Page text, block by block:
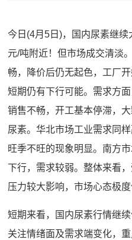
今日(4月5日)，国内尿素继
元/吨附近！但市场成交清淡
畅，降价后仍无起色，工厂
短期仍有下行可能。需求方
销售不畅，开工基本停滞，
尿素。华北市场工业需求同
旺季不旺的现象明显。南方
下行，需求较弱。整体来看
压力较大影响，市场心态极度
短期来看，国内尿素行情继
关注情绪面及需求端变化，